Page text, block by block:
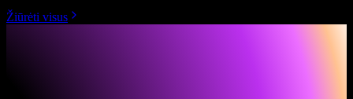
Žiūrėti visus